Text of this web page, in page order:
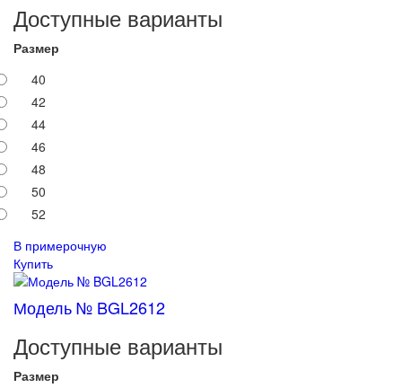
Доступные варианты
Размер
40
42
44
46
48
50
52
В примерочную
Купить
Модель № BGL2612
Доступные варианты
Размер